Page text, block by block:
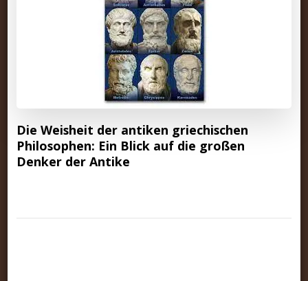
Die Weisheit der antiken griechischen
Philosophen: Ein Blick auf die großen
Denker der Antike